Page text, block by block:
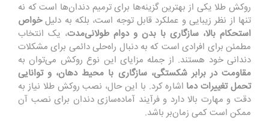
روکش طلا یکی از بهترین گزینه‌ها برای ترمیم دندان‌ها است که نه
تنها از نظر زیبایی و عملکرد قابل توجه است، بلکه به دلیلخواص
استحکام بالا، سازگاری با بدن و دوام طولانی‌مدت، یک انتخاب
مطمئن برای افرادی است که به دنبال راه‌حلی دائمی برای مشکلات
دندانی خود هستند. از جمله مزایای این نوع روکش می‌توان به
مقاومت در برابر شکستگی، سازگاری با محیط دهان، و توانایی
تحمل تغییرات دما اشاره کرد. با این حال، نصب روکش طلا نیاز به
دقت و مهارت بالا دارد و فرآیند آماده‌سازی دندان برای نصب آن
ممکن است کمی زمان‌بر باشد.